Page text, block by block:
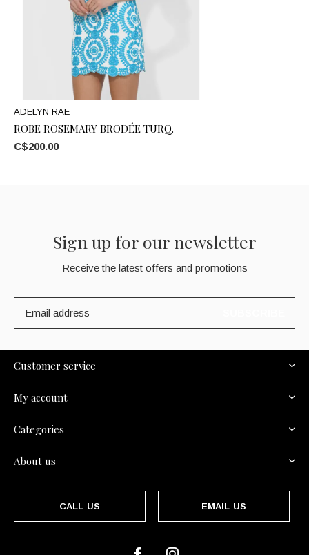
ADELYN RAE
ROBE ROSEMARY BRODÉE TURQ.
C$200.00
Sign up for our newsletter
Receive the latest offers and promotions
Customer service
My account
Categories
About us
CALL US EMAIL US